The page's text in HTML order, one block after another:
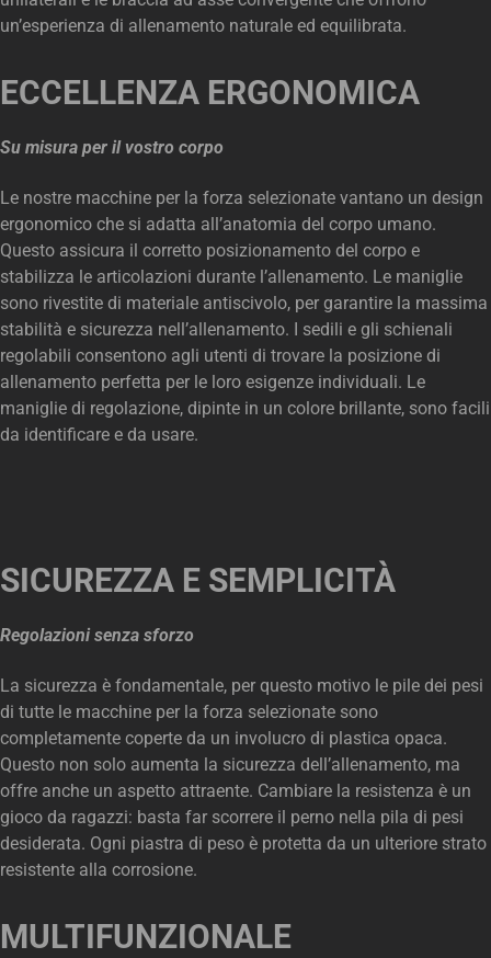
un’esperienza di allenamento naturale ed equilibrata.
ECCELLENZA ERGONOMICA
Su misura per il vostro corpo
Le nostre macchine per la forza selezionate vantano un design
ergonomico che si adatta all’anatomia del corpo umano.
Questo assicura il corretto posizionamento del corpo e
stabilizza le articolazioni durante l’allenamento. Le maniglie
sono rivestite di materiale antiscivolo, per garantire la massima
stabilità e sicurezza nell’allenamento. I sedili e gli schienali
regolabili consentono agli utenti di trovare la posizione di
allenamento perfetta per le loro esigenze individuali. Le
maniglie di regolazione, dipinte in un colore brillante, sono facili
da identificare e da usare.
SICUREZZA E SEMPLICITÀ
Regolazioni senza sforzo
La sicurezza è fondamentale, per questo motivo le pile dei pesi
di tutte le macchine per la forza selezionate sono
completamente coperte da un involucro di plastica opaca.
Questo non solo aumenta la sicurezza dell’allenamento, ma
offre anche un aspetto attraente. Cambiare la resistenza è un
gioco da ragazzi: basta far scorrere il perno nella pila di pesi
desiderata. Ogni piastra di peso è protetta da un ulteriore strato
resistente alla corrosione.
MULTIFUNZIONALE